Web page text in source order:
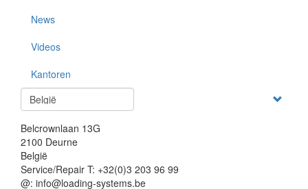
News
Videos
Kantoren
Select
your
language
Belcrownlaan 13G
2100 Deurne
België
Service/Repair T: +32(0)3 203 96 99
@: info@loading-systems.be